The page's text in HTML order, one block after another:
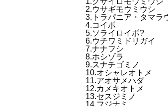
2.ウサギモウミウシ
3.トラパニア・タマラ
4.コイボ
5.ソライロイボ?
6.ウチワミドリガイ
7.ナナフシ
8.ホシゾラ
9.スナチゴミノ
10.オシャレオトメ
11.アオサメハダ
12.カメキオトメ
13.セスジミノ
14.フジナミ